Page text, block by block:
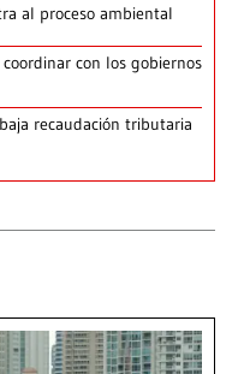
al proceso ambiental
con los gobiernos
recaudación tributaria